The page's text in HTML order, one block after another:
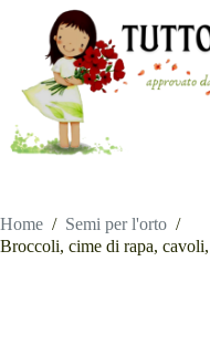
contenuto
Home / Semi per l'orto /
Broccoli, cime di rapa,